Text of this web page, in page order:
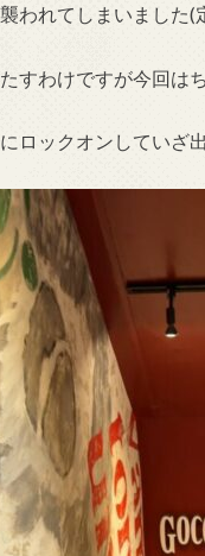
われてしまいました(
すわけですが今回は
ロックオンしていざ